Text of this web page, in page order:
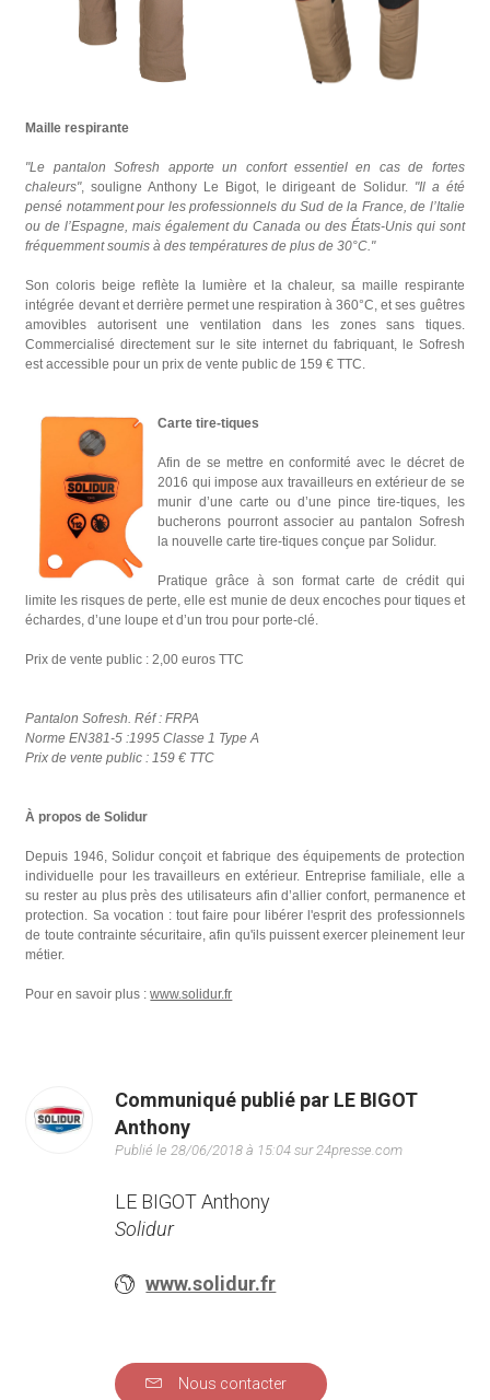
Maille respirante
"Le pantalon Sofresh apporte un confort essentiel en cas de fortes
chaleurs", souligne Anthony Le Bigot, le dirigeant de Solidur. "Il a été
pensé notamment pour les professionnels du Sud de la France, de l’Italie
ou de l’Espagne, mais également du Canada ou des États-Unis qui sont
fréquemment soumis à des températures de plus de 30°C."
Son coloris beige reflète la lumière et la chaleur, sa maille respirante
intégrée devant et derrière permet une respiration à 360°C, et ses guêtres
amovibles autorisent une ventilation dans les zones sans tiques.
Commercialisé directement sur le site internet du fabriquant, le Sofresh
est accessible pour un prix de vente public de 159 € TTC.
Carte tire-tiques
Afin de se mettre en conformité avec le décret de
2016 qui impose aux travailleurs en extérieur de se
munir d’une carte ou d’une pince tire-tiques, les
bucherons pourront associer au pantalon Sofresh
la nouvelle carte tire-tiques conçue par Solidur.
Pratique grâce à son format carte de crédit qui
limite les risques de perte, elle est munie de deux encoches pour tiques et
échardes, d’une loupe et d’un trou pour porte-clé.
Prix de vente public : 2,00 euros TTC
Pantalon Sofresh. Réf : FRPA
Norme EN381-5 :1995 Classe 1 Type A
Prix de vente public : 159 € TTC
À propos de Solidur
Depuis 1946, Solidur conçoit et fabrique des équipements de protection
individuelle pour les travailleurs en extérieur. Entreprise familiale, elle a
su rester au plus près des utilisateurs afin d’allier confort, permanence et
protection. Sa vocation : tout faire pour libérer l'esprit des professionnels
de toute contrainte sécuritaire, afin qu'ils puissent exercer pleinement leur
métier.
Pour en savoir plus :www.solidur.fr
Communiqué publié par LE BIGOT
Anthony
Publié le 28/06/2018 à 15:04 sur 24presse.com
LE BIGOT Anthony
Solidur
www.solidur.fr
Nous contacter